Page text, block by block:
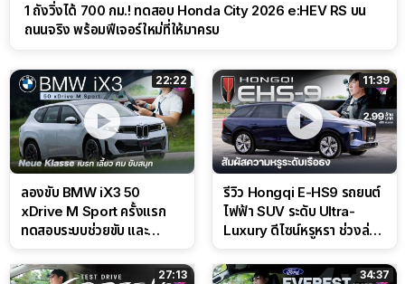
1 ถังวิ่งได้ 700 กม.! ทดสอบ Honda City 2026 e:HEV RS บน
ถนนจริง พร้อมฟีเจอร์ใหม่ที่ให้มาครบ
22:22
ลองขับ BMW iX3 50
xDrive M Sport ครั้งแรก
ทดสอบระบบช่วยขับ และ
สนาม
11:39
รีวิว Hongqi E-HS9 รถยนต์
ไฟฟ้า SUV ระดับ Ultra-
Luxury ดีไซน์หรูหรา ช่วงล่าง
27:13 34:37